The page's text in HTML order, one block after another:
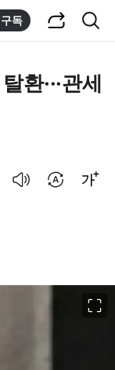
구독
환···관세